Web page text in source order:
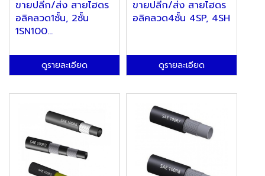
ขายปลีก/ส่ง สายไฮดร
อลิคลวด1ชั้น, 2ชั้น
1SN100...
ดูรายละเอียด
ขายปลีก/ส่ง สายไฮดร
อลิคลวด4ชั้น 4SP, 4SH
ดูรายละเอียด